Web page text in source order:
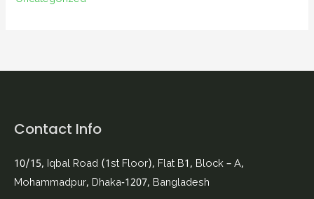
Contact Info
10/15, Iqbal Road (1st Floor), Flat B1, Block – A,
Mohammadpur, Dhaka-1207, Bangladesh